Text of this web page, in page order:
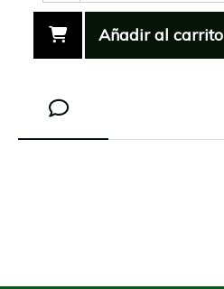
Añadir al carrito